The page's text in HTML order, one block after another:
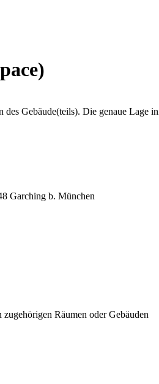
Gebäude(teils). Die genaue Lage
Garching b. München
Räumen oder Gebäuden